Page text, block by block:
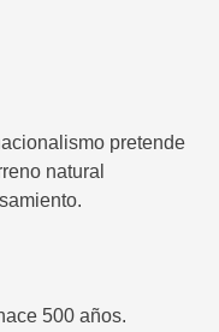
pretende
natural
500 años.